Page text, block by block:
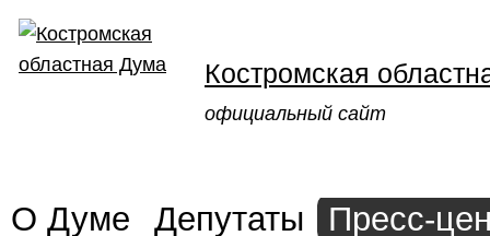
Костромская
официальный сайт
О Думе Депутаты Пресс-